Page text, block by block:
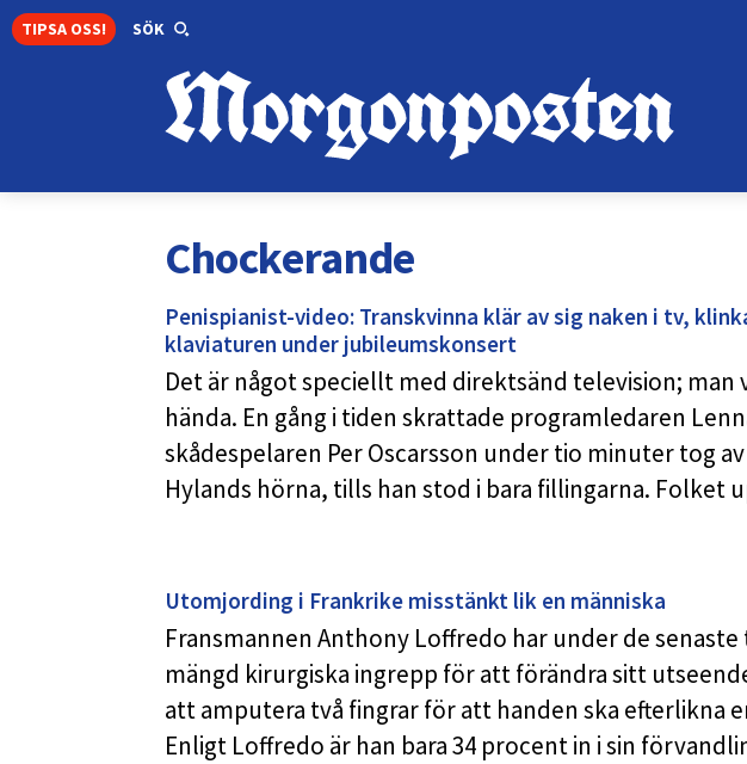
TIPSA OSS! SÖK
Chockerande
Penispianist-video: Transkvinna klär av sig naken i tv,
klaviaturen under jubileumskonsert
Det är något speciellt med direktsänd television; man
hända. En gång i tiden skrattade programledaren
skådespelaren Per Oscarsson under tio minuter tog
Hylands hörna, tills han stod i bara fillingarna. Folket
Utomjording i Frankrike misstänkt lik en människa
Fransmannen Anthony Loffredo har under de
mängd kirurgiska ingrepp för att förändra sitt
att amputera två fingrar för att handen ska efterlikna
Enligt Loffredo är han bara 34 procent in i sin